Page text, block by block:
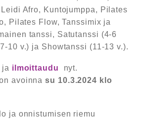
Afro, Kuntojumppa, Pilates
Pilates Flow, Tanssimix ja
tanssi, Satutanssi (4-6
10 v.) ja Showtanssi (11-13 v.).
ja ilmoittaudu
nyt.
on avoinnasu 10.3.2024 klo
ja onnistumisen riemu